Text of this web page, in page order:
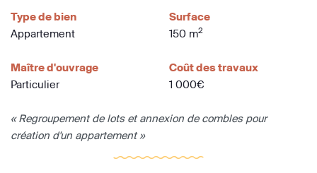
Type de bien
Appartement
Surface
150 m2
Maître d'ouvrage
Particulier
Coût des travaux
1 000€
« Regroupement de lots et annexion de combles pour
création d'un appartement »